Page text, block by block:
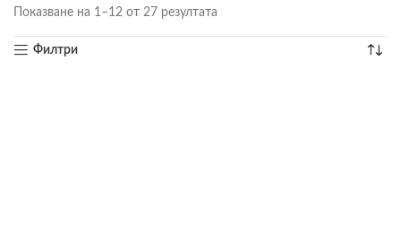
Показване на 1–12 от 27 резултата
Филтри